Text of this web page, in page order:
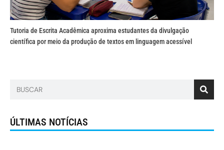
Tutoria de Escrita Acadêmica aproxima estudantes da divulgação
científica por meio da produção de textos em linguagem acessível
ÚLTIMAS NOTÍCIAS